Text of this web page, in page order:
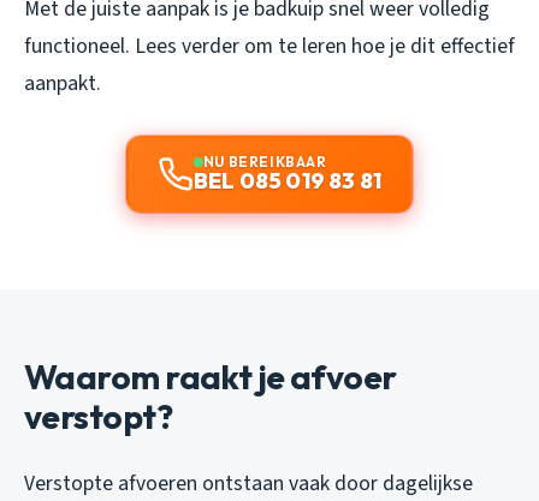
Met de juiste aanpak is je badkuip snel weer volledig
functioneel. Lees verder om te leren hoe je dit effectief
aanpakt.
NU BEREIKBAAR
BEL 085 019 83 81
Waarom raakt je afvoer
verstopt?
Verstopte afvoeren ontstaan vaak door dagelijkse